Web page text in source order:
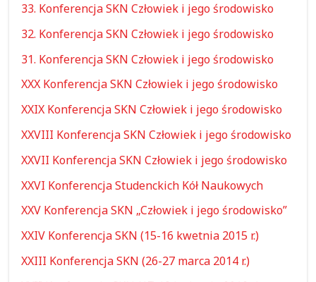
33. Konferencja SKN Człowiek i jego środowisko
32. Konferencja SKN Człowiek i jego środowisko
31. Konferencja SKN Człowiek i jego środowisko
XXX Konferencja SKN Człowiek i jego środowisko
XXIX Konferencja SKN Człowiek i jego środowisko
XXVIII Konferencja SKN Człowiek i jego środowisko
XXVII Konferencja SKN Człowiek i jego środowisko
XXVI Konferencja Studenckich Kół Naukowych
XXV Konferencja SKN „Człowiek i jego środowisko”
XXIV Konferencja SKN (15-16 kwetnia 2015 r.)
XXIII Konferencja SKN (26-27 marca 2014 r.)